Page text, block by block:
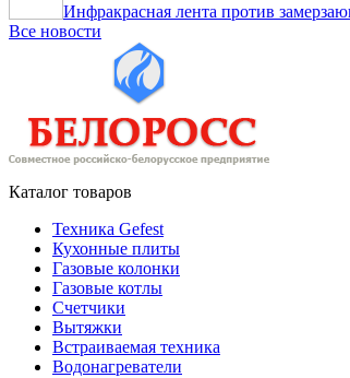
Инфракрасная лента против
Все новости
Каталог товаров
Техника Gefest
Кухонные плиты
Газовые колонки
Газовые котлы
Счетчики
Вытяжки
Встраиваемая техника
Водонагреватели